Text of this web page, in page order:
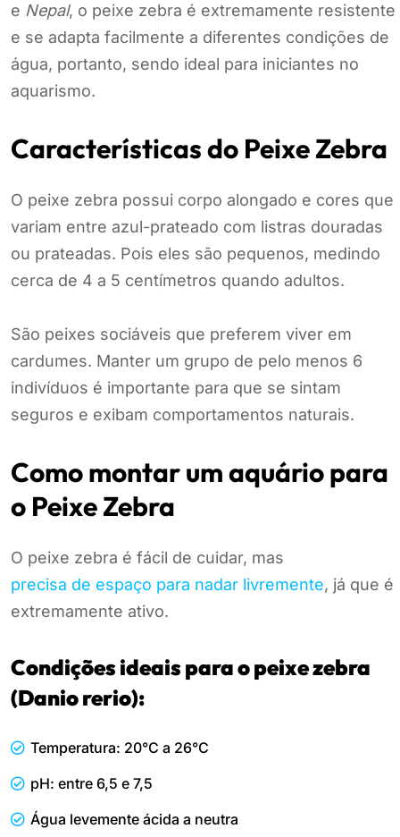
e Nepal, o peixe zebra é extremamente resistente
e se adapta facilmente a diferentes condições de
água, portanto, sendo ideal para iniciantes no
aquarismo.
Características do Peixe Zebra
O peixe zebra possui corpo alongado e cores que
variam entre azul-prateado com listras douradas
ou prateadas. Pois eles são pequenos, medindo
cerca de 4 a 5 centímetros quando adultos.
São peixes sociáveis que preferem viver em
cardumes. Manter um grupo de pelo menos 6
indivíduos é importante para que se sintam
seguros e exibam comportamentos naturais.
Como montar um aquário para
o Peixe Zebra
O peixe zebra é fácil de cuidar, mas
precisa de espaço para nadar livremente, já que é
extremamente ativo.
Condições ideais para o peixe zebra
(Danio rerio):
Temperatura: 20°C a 26°C
pH: entre 6,5 e 7,5
Água levemente ácida a neutra